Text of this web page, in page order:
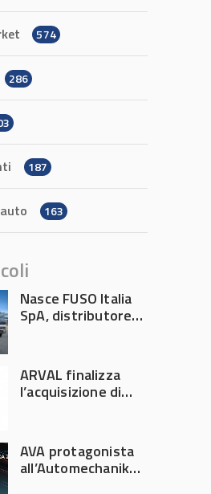
574
286
187
163
Nasce FUSO Italia
SpA, distributore
ARVAL finalizza
l’acquisizione di
AVA protagonista
all’Automechanika